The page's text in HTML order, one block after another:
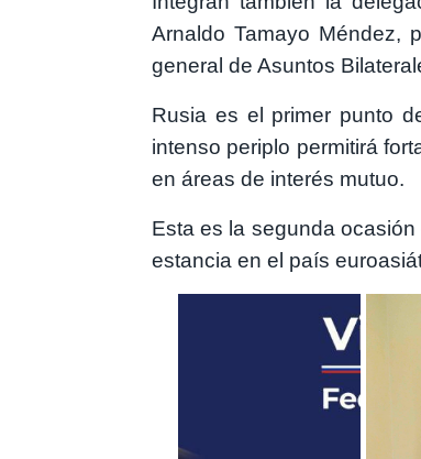
Arnaldo Tamayo Méndez,
general de Asuntos
Rusia es el primer punto
intenso periplo permitirá
en áreas de interés mutuo.
Esta es la segunda
estancia en el país